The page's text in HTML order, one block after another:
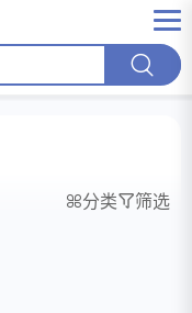
分类 筛选